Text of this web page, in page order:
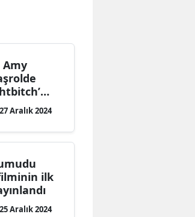
Bilecik
Burdur
Amy
fragman
27 Aralık 2024
ilk
25 Aralık 2024